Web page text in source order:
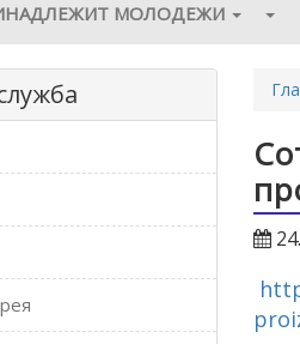
МОЛОДЕЖИ